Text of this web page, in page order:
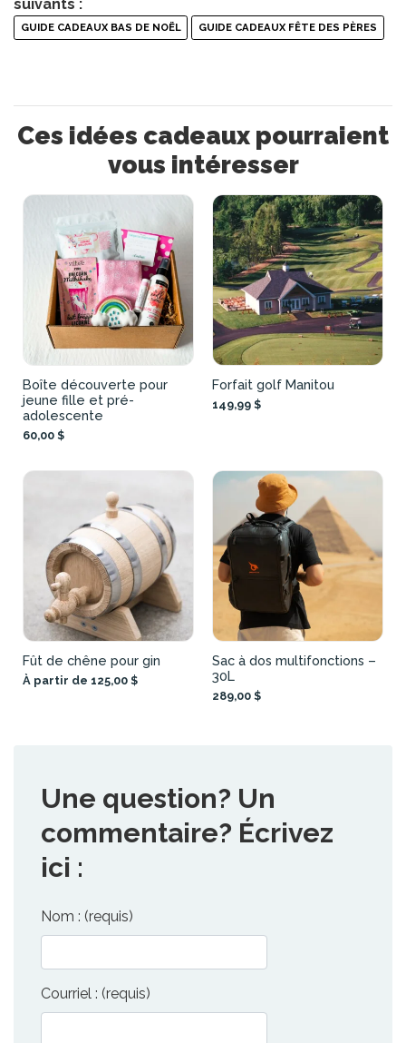
suivants :
GUIDE CADEAUX BAS DE NOËL GUIDE CADEAUX FÊTE DES PÈRES
Ces idées cadeaux pourraient
vous intéresser
Boîte découverte pour
jeune fille et pré-
adolescente
60,00 $
Forfait golf Manitou
149,99 $
Fût de chêne pour gin
À partir de 125,00 $
Sac à dos multifonctions –
30L
289,00 $
Une question? Un
commentaire? Écrivez
ici :
Nom : (requis)
Courriel : (requis)